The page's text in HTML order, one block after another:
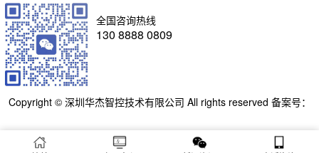
全国咨询热线
130 8888 0809
Copyright © 深圳华杰智控技术有限公司 All rights reserved 备案号：